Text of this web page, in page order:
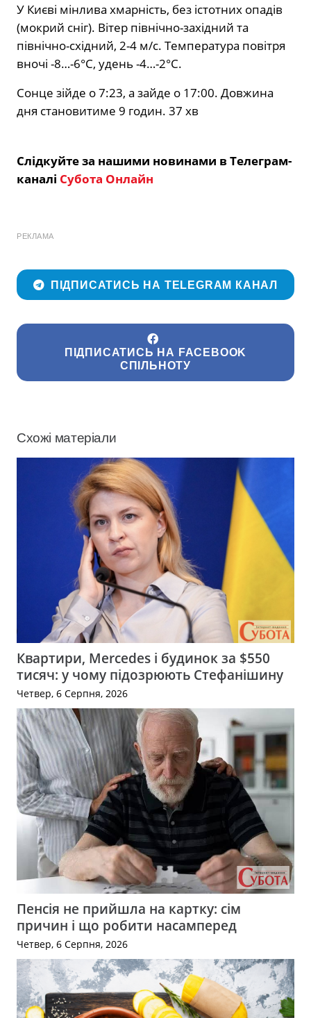
У Києві мінлива хмарність, без істотних опадів
(мокрий сніг). Вітер північно-західний та
північно-східний, 2-4 м/с. Температура повітря
вночі -8…-6°С, удень -4…-2°С.
Сонце зійде о 7:23, а зайде о 17:00. Довжина
дня становитиме 9 годин. 37 хв
Слідкуйте за нашими новинами в Телеграм-
каналі Субота Онлайн
РЕКЛАМА
ПІДПИСАТИСЬ НА TELEGRAM КАНАЛ
ПІДПИСАТИСЬ НА FACEBOOK
СПІЛЬНОТУ
Схожі матеріали
Квартири, Mercedes і будинок за $550
тисяч: у чому підозрюють Стефанішину
Четвер, 6 Серпня, 2026
Пенсія не прийшла на картку: сім
причин і що робити насамперед
Четвер, 6 Серпня, 2026